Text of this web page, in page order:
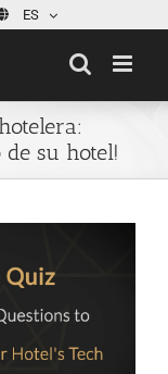
ES
de su hotel!